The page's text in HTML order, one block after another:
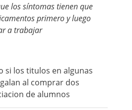
los síntomas tienen que
primero y luego
a trabajar
si los titulos en algunas
al comprar dos
de alumnos